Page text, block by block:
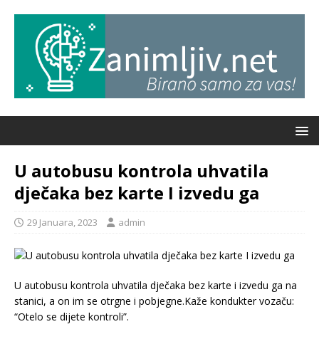
U autobusu kontrola uhvatila
dječaka bez karte I izvedu ga
29 Januara, 2023 admin
U autobusu kontrola uhvatila dječaka bez karte i izvedu ga na
stanici, a on im se otrgne i pobjegne.Kaže kondukter vozaču:
“Otelo se dijete kontroli”.